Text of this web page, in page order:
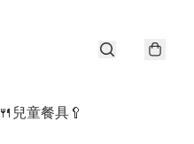
🍴兒童餐具🥄